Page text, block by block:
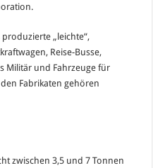
„leichte“,
Reise-Busse,
Militär und Fahrzeuge für
Fabrikaten gehören
zwischen 3,5 und 7 Tonnen